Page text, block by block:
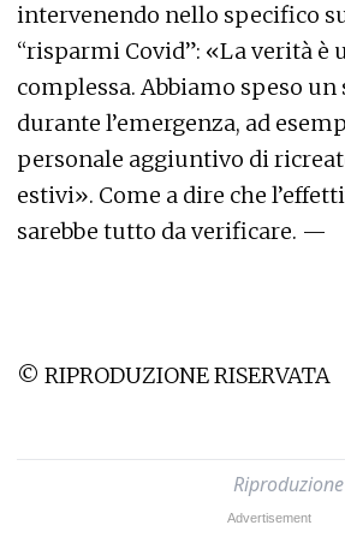
intervenendo nello specifico
“risparmi Covid”: «La verità è
complessa. Abbiamo speso un
durante l’emergenza, ad
personale aggiuntivo di
estivi». Come a dire che
sarebbe tutto da verificare. —
© RIPRODUZIONE RISERVATA